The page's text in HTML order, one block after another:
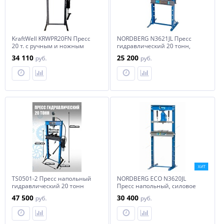
KraftWell KRWPR20FN Пресс
20 т. с ручным и ножным
34 110 руб.
NORDBERG N3621JL Пресс
гидравлический 20 тонн,
домкрат
25 200 руб.
TS0501-2 Пресс напольный
гидравлический 20 тонн
47 500 руб.
ХИТ
NORDBERG ECO N3620JL
Пресс напольный, силовое
20 тонн
30 400 руб.